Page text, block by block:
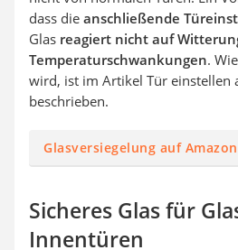
dass die anschließende
Glas reagiert nicht auf
Temperaturschwankungen.
wird, ist im Artikel Tür einstellen
beschrieben.
Glasversiegelung auf
Sicheres Glas für
Innentüren